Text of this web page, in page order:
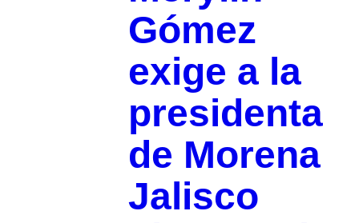
Gómez
exige a la
presidenta
de Morena
Jalisco